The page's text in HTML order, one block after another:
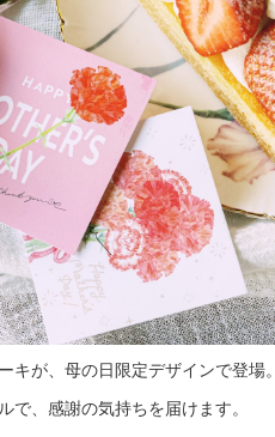
キが、母の日限定デザインで登場。
で、感謝の気持ちを届けます。